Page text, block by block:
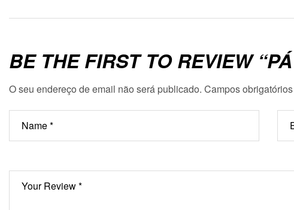
BE THE FIRST TO REVIEW
O seu endereço de email não será publicado. Campos